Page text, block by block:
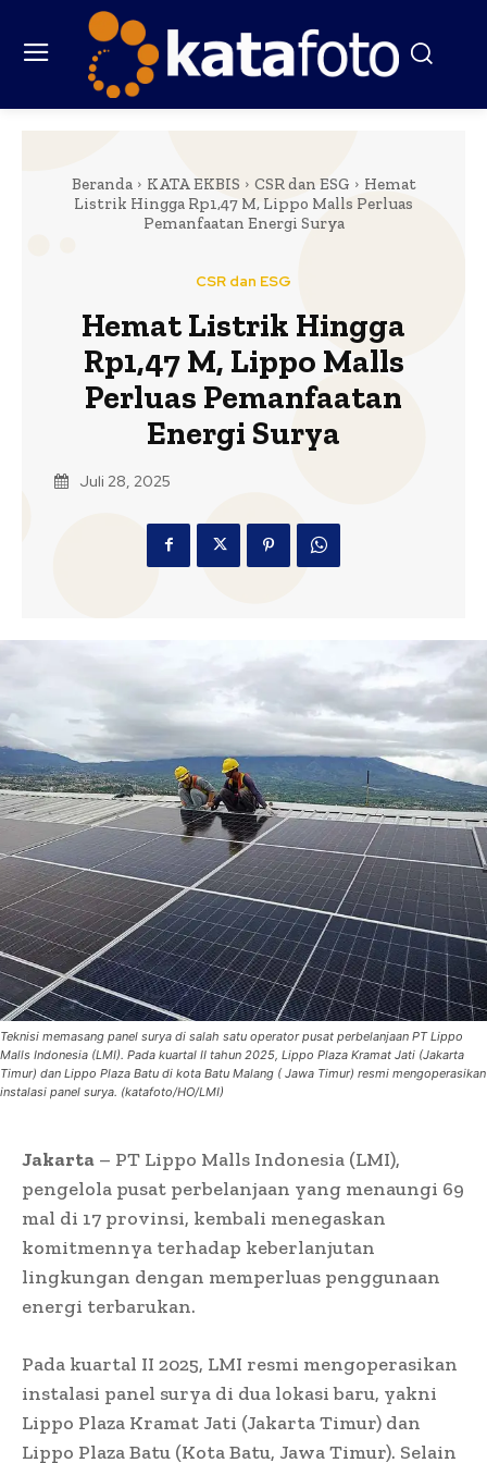
Beranda KATA EKBIS CSR dan ESG
Hemat
Listrik Hingga Rp1,47 M, Lippo Malls Perluas
Pemanfaatan Energi Surya
CSR dan ESG
Hemat Listrik Hingga
Rp1,47 M, Lippo Malls
Perluas Pemanfaatan
Energi Surya
Juli 28, 2025
Teknisi memasang panel surya di salah satu operator pusat perbelanjaan PT Lippo
Malls Indonesia (LMI). Pada kuartal II tahun 2025, Lippo Plaza Kramat Jati (Jakarta
Timur) dan Lippo Plaza Batu di kota Batu Malang ( Jawa Timur) resmi mengoperasikan
instalasi panel surya. (katafoto/HO/LMI)
Jakarta – PT Lippo Malls Indonesia (LMI),
pengelola pusat perbelanjaan yang menaungi 69
mal di 17 provinsi, kembali menegaskan
komitmennya terhadap keberlanjutan
lingkungan dengan memperluas penggunaan
energi terbarukan.
Pada kuartal II 2025, LMI resmi mengoperasikan
instalasi panel surya di dua lokasi baru, yakni
Lippo Plaza Kramat Jati (Jakarta Timur) dan
Lippo Plaza Batu (Kota Batu, Jawa Timur). Selain